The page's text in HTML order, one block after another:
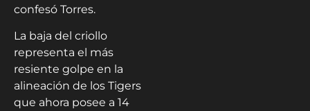
confesó Torres.
La baja del criollo
representa el más
resiente golpe en la
alineación de los Tigers
que ahora posee a 14